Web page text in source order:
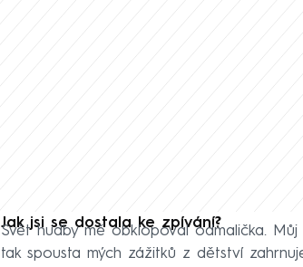
Jak jsi se dostala ke zpívání?
Svět hudby mě obklopoval odmalička.
tak spousta mých zážitků z dětství